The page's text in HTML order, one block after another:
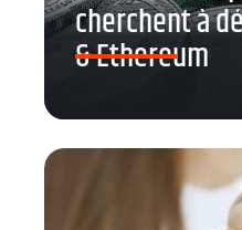
cherchent à
& Ethereum